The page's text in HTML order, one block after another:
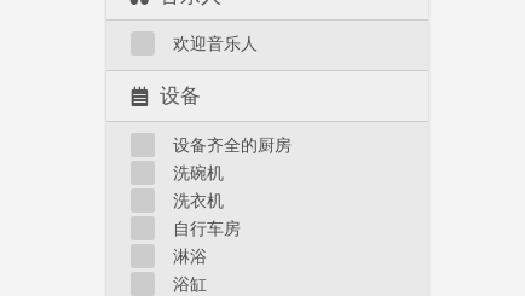
欢迎音乐人
设备
设备齐全的厨房
洗碗机
洗衣机
自行车房
淋浴
浴缸